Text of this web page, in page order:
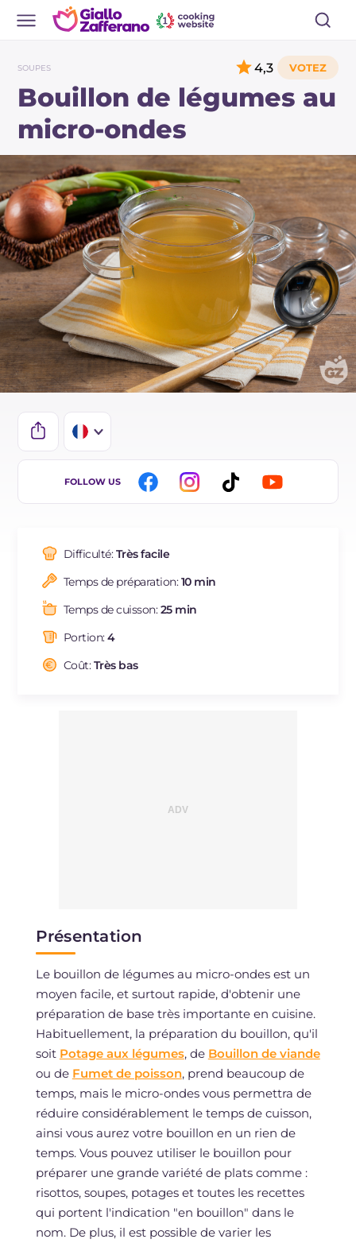
SOUPES
Bouillon de légumes au
micro-ondes
4,3
IT
ES
BR
NL
FOLLOW US
Difficulté:Très facile
Temps de préparation:10 min
Temps de cuisson:25 min
Portion:4
Coût:Très bas
Présentation
Le bouillon de légumes au micro-ondes est un
moyen facile, et surtout rapide, d'obtenir une
préparation de base très importante en cuisine.
Habituellement, la préparation du bouillon, qu'il
soit Potage aux légumes, de Bouillon de viande
ou de Fumet de poisson, prend beaucoup de
temps, mais le micro-ondes vous permettra de
réduire considérablement le temps de cuisson,
ainsi vous aurez votre bouillon en un rien de
temps. Vous pouvez utiliser le bouillon pour
préparer une grande variété de plats comme :
risottos, soupes, potages et toutes les recettes
qui portent l'indication "en bouillon" dans le
nom. De plus, il est possible de varier les